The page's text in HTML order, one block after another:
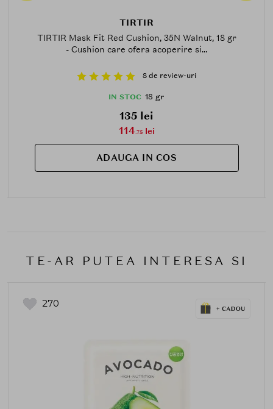
TIRTIR
TIRTIR Mask Fit Red Cushion, 35N Walnut, 18 gr
- Cushion care ofera acoperire si...
8 de review-uri
IN STOC 18 gr
135 lei
114.75lei
ADAUGA IN COS
TE-AR PUTEA INTERESA SI
270